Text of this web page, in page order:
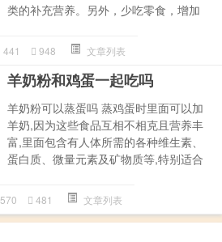
类的补充营养。另外，少吃零食，增加
441 948 文章列表
羊奶粉和鸡蛋一起吃吗
羊奶粉可以蒸蛋吗 蒸鸡蛋时里面可以加
羊奶,因为这些食品互相不相克且营养丰
富,里面包含有人体所需的各种维生素、
蛋白质、微量元素及矿物质等,特别适合
570 481 文章列表